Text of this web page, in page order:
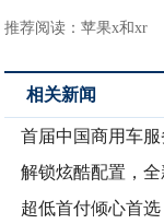
推荐阅读：苹果x和xr
相关新闻
首届中国商用车
解锁炫酷配置，全
超低首付倾心首